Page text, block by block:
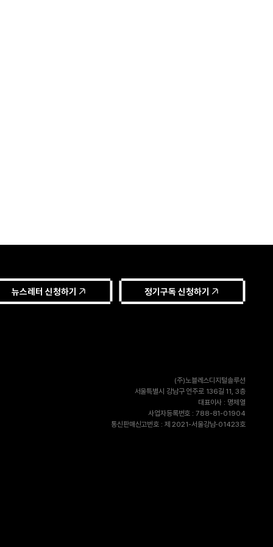
뉴스레터 신청하기 정기구독 신청하기
(주)노블레스디지털솔루션
서울특별시 강남구 언주로 136길 11, 3층
대표이사 : 명제열
사업자등록번호 : 788-81-01904
통신판매신고번호 : 제 2021-서울강남-01423호